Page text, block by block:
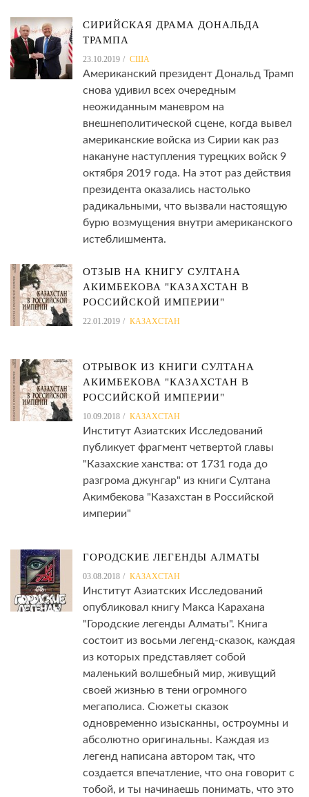
СИРИЙСКАЯ ДРАМА ДОНАЛЬДА
ТРАМПА
23.10.2019 США
Американский президент Дональд Трамп
снова удивил всех очередным
неожиданным маневром на
внешнеполитической сцене, когда вывел
американские войска из Сирии как раз
накануне наступления турецких войск 9
октября 2019 года. На этот раз действия
президента оказались настолько
радикальными, что вызвали настоящую
бурю возмущения внутри американского
истеблишмента.
ОТЗЫВ НА КНИГУ СУЛТАНА
АКИМБЕКОВА "КАЗАХСТАН В
РОССИЙСКОЙ ИМПЕРИИ"
22.01.2019 КАЗАХСТАН
ОТРЫВОК ИЗ КНИГИ СУЛТАНА
АКИМБЕКОВА "КАЗАХСТАН В
РОССИЙСКОЙ ИМПЕРИИ"
10.09.2018 КАЗАХСТАН
Институт Азиатских Исследований
публикует фрагмент четвертой главы
"Казахские ханства: от 1731 года до
разгрома джунгар" из книги Султана
Акимбекова "Казахстан в Российской
империи"
ГОРОДСКИЕ ЛЕГЕНДЫ АЛМАТЫ
03.08.2018 КАЗАХСТАН
Институт Азиатских Исследований
опубликовал книгу Макса Карахана
"Городские легенды Алматы". Книга
состоит из восьми легенд-сказок, каждая
из которых представляет собой
маленький волшебный мир, живущий
своей жизнью в тени огромного
мегаполиса. Сюжеты сказок
одновременно изысканны, остроумны и
абсолютно оригинальны. Каждая из
легенд написана автором так, что
создается впечатление, что она говорит с
тобой, и ты начинаешь понимать, что это